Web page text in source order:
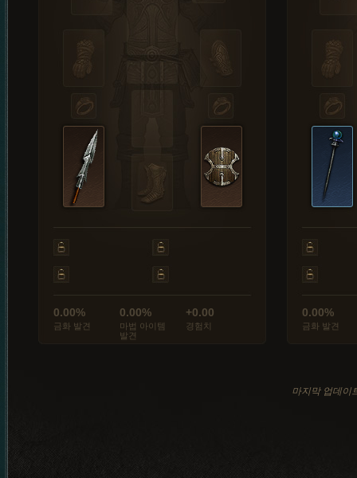
0.00%
금화 발견
0.00%
마법 아이템
발견
+0.00
경험치
0.00%
금화 발견
마지막 업데이